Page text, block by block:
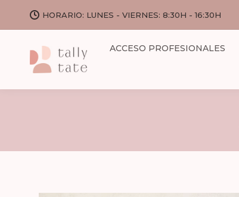
HORARIO: LUNES - VIERNES: 8:30H - 16:30H
ACCESO PROFESIONALES